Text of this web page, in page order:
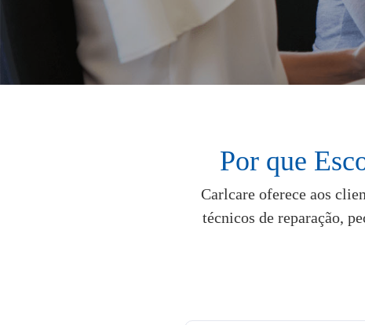
Por que
Carlcare oferece aos
técnicos de reparação,